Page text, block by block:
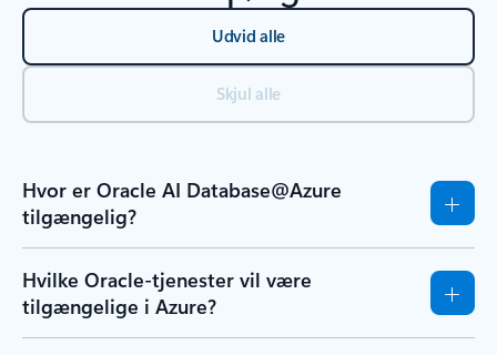
Udvid alle
Skjul alle
Hvor er Oracle AI Database@Azure
tilgængelig?
Hvilke Oracle-tjenester vil være
tilgængelige i Azure?